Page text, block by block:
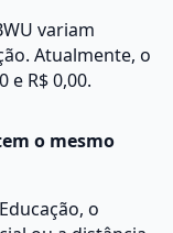
variam
Atualmente, o
e R$ 0,00.
o mesmo
o